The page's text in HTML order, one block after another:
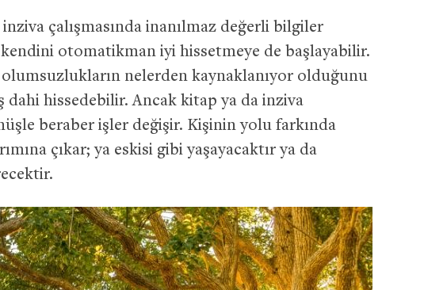
çalışmasında inanılmaz değerli bilgiler
otomatikman iyi hissetmeye de başlayabilir.
nelerden kaynaklanıyor olduğunu
dahi hissedebilir. Ancak kitap ya da inziva
beraber işler değişir. Kişinin yolu farkında
çıkar; ya eskisi gibi yaşayacaktır ya da